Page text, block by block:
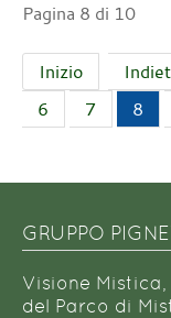
Pagina 8 di 10
Inizio
6
7 8
GRUPPO
Visione
del Parco di